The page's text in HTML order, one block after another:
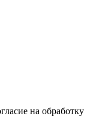
на обработку